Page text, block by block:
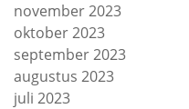
november 2023
oktober 2023
september 2023
augustus 2023
juli 2023